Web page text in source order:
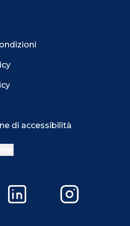
di accessibilità
LinkedIn Instagram